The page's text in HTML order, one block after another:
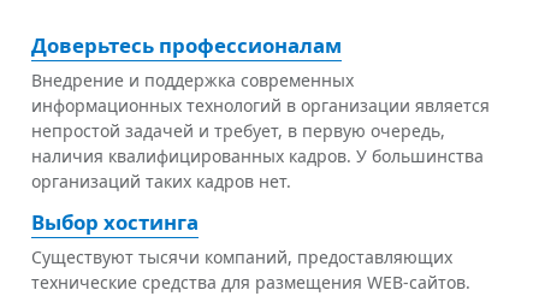
Доверьтесь профессионалам
Внедрение и поддержка современных
информационных технологий в организации является
непростой задачей и требует, в первую очередь,
наличия квалифицированных кадров. У большинства
организаций таких кадров нет.
Выбор хостинга
Существуют тысячи компаний, предоставляющих
технические средства для размещения WEB-сайтов.